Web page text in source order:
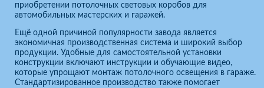
приобретении потолочных световых коробов для
автомобильных мастерских и гаражей.
Ещё одной причиной популярности завода является
экономичная производственная система и широкий выбор
продукции. Удобные для самостоятельной установки
конструкции включают инструкции и обучающие видео,
которые упрощают монтаж потолочного освещения в гараже.
Стандартизированное производство также помогает